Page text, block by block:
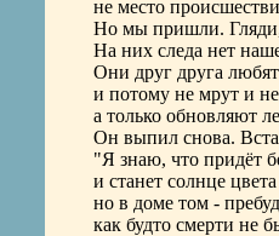
не место
Но мы пришли.
На них следа нет
Они друг друга
и потому не мрут и
а только обновляют
Он выпил снова.
"Я знаю, что придёт
и станет солнце цвета
но в доме том -
как будто смерти не